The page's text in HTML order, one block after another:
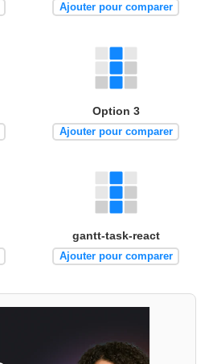
Ajouter pour comparer
Option 3
Ajouter pour comparer
gantt-task-react
Ajouter pour comparer